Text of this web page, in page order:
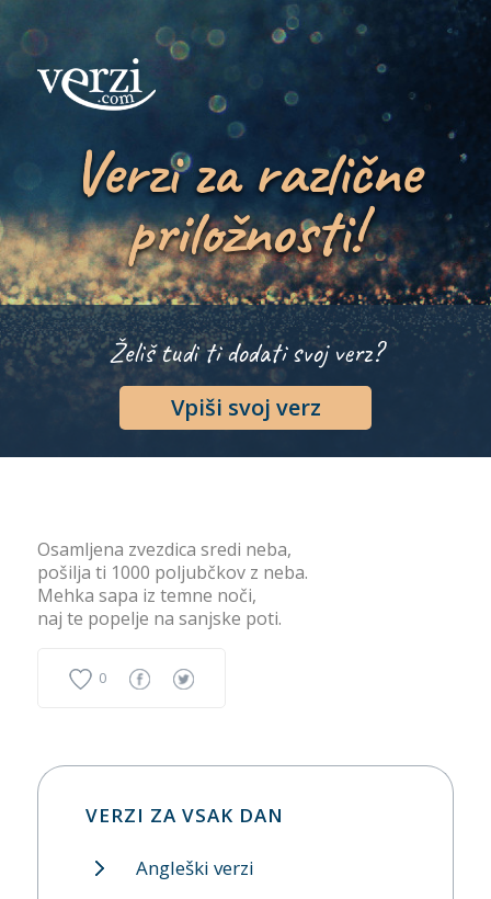
Verzi za različne
priložnosti!
Želiš tudi ti dodati svoj verz?
Vpiši svoj verz
Osamljena zvezdica sredi neba,
pošilja ti 1000 poljubčkov z neba.
Mehka sapa iz temne noči,
naj te popelje na sanjske poti.
0
VERZI ZA VSAK DAN
Angleški verzi